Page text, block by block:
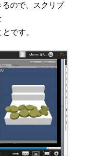
ので、スクリプ
です。